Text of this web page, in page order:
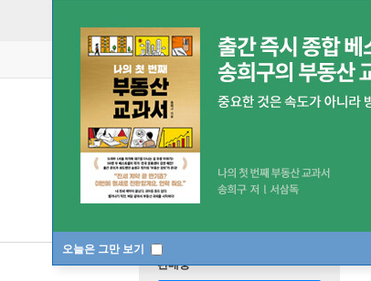
오늘은 그만 보기
판매중